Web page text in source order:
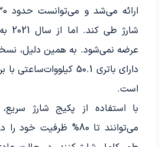
عرضه نمی‌شود. به همین دلیل، نسخه
است.